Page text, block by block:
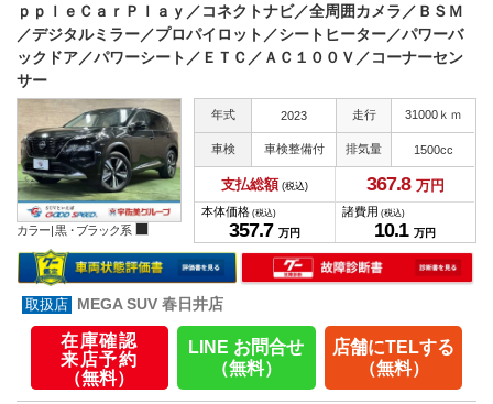
ｐｐｌｅＣａｒＰｌａｙ／コネクトナビ／全周囲カメラ／ＢＳＭ
／デジタルミラー／プロパイロット／シートヒーター／パワーバ
ックドア／パワーシート／ＥＴＣ／ＡＣ１００Ｖ／コーナーセン
サー
カラー |黒・ブラック系
年式 2023 走行 31000ｋｍ
車検 車検整備付 排気量 1500cc
支払総額 (税込) 367.8 万円
本体価格 (税込)
357.7 万円
諸費用 (税込)
10.1 万円
MEGA SUV 春日井店
在庫確認
来店予約
（無料）
LINE お問合せ
（無料）
店舗にTELする
（無料）